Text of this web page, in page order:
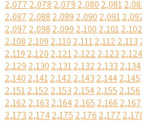
2,077 2,078 2,079 2,080 2,081
2,087 2,088 2,089 2,090 2,091
2,097 2,098 2,099 2,100 2,1012,102
2,108 2,109 2,110 2,1112,112 2,113
2,119 2,120 2,1212,122 2,123 2,124
2,129 2,130 2,1312,132 2,133 2,134
2,140 2,1412,142 2,143 2,1442,145
2,1512,152 2,153 2,1542,155 2,156
2,162 2,163 2,1642,165 2,166 2,167
2,173 2,1742,175 2,176 2,177